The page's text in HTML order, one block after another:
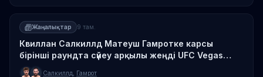
Жаңалықтар 9 там.
Квиллан Салкиллд Матеуш Гамротке карсы
бірінші раундта сүйеу арқылы жеңді UFC Vegas
120-де
Салкиллд Гамрот